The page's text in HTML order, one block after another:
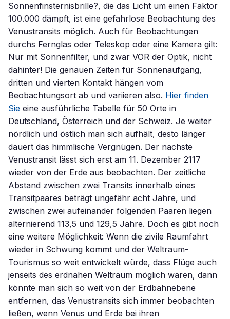
Sonnenfinsternisbrille?, die das Licht um einen Faktor
100.000 dämpft, ist eine gefahrlose Beobachtung des
Venustransits möglich. Auch für Beobachtungen
durchs Fernglas oder Teleskop oder eine Kamera gilt:
Nur mit Sonnenfilter, und zwar VOR der Optik, nicht
dahinter! Die genauen Zeiten für Sonnenaufgang,
dritten und vierten Kontakt hängen vom
Beobachtungsort ab und variieren also. Hier finden
Sie eine ausführliche Tabelle für 50 Orte in
Deutschland, Österreich und der Schweiz. Je weiter
nördlich und östlich man sich aufhält, desto länger
dauert das himmlische Vergnügen. Der nächste
Venustransit lässt sich erst am 11. Dezember 2117
wieder von der Erde aus beobachten. Der zeitliche
Abstand zwischen zwei Transits innerhalb eines
Transitpaares beträgt ungefähr acht Jahre, und
zwischen zwei aufeinander folgenden Paaren liegen
alternierend 113,5 und 129,5 Jahre. Doch es gibt noch
eine weitere Möglichkeit: Wenn die zivile Raumfahrt
wieder in Schwung kommt und der Weltraum-
Tourismus so weit entwickelt würde, dass Flüge auch
jenseits des erdnahen Weltraum möglich wären, dann
könnte man sich so weit von der Erdbahnebene
entfernen, das Venustransits sich immer beobachten
ließen, wenn Venus und Erde bei ihren